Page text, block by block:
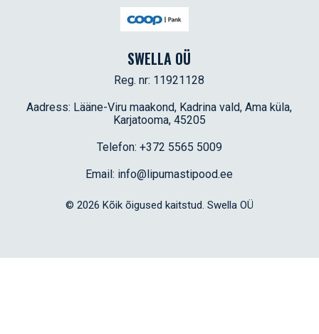
SWELLA OÜ
Reg. nr: 11921128
Aadress: Lääne-Viru maakond, Kadrina vald, Ama küla,
Karjatooma, 45205
Telefon: +372 5565 5009
Email: info@lipumastipood.ee
© 2026 Kõik õigused kaitstud. Swella OÜ